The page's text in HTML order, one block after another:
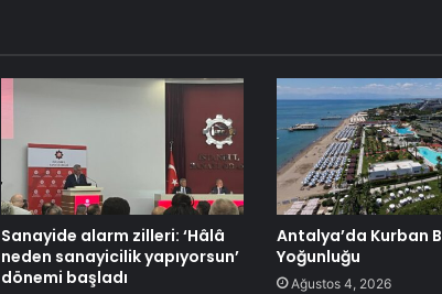
Sanayide alarm zilleri: ‘Hâlâ
neden sanayicilik yapıyorsun’
dönemi başladı
Antalya’da Kurban
Yoğunluğu
Ağustos 4, 2026